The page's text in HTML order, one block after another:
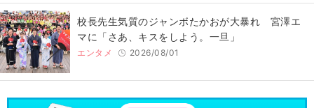
校長先生気質のジャンボたかおが大暴れ 宮澤エ
マに「さあ、キスをしよう。一旦」
エンタメ 2026/08/01